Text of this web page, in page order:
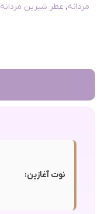
مردانه, عطر شیرین مردانه
نوت آغازین: